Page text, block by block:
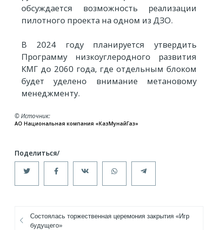
обсуждается возможность реализации
пилотного проекта на одном из ДЗО.
В 2024 году планируется утвердить
Программу низкоуглеродного развития
КМГ до 2060 года, где отдельным блоком
будет уделено внимание метановому
менеджменту.
© Источник
АО Национальная компания «КазМунайГаз»
Состоялась торжественная церемония закрытия «Игр
будущего»